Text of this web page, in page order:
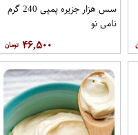
سس هزار جزیره پمپی 240 گرم
نامی نو
۴۶,۵۰۰